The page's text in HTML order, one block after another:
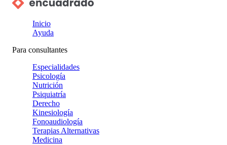
Inicio
Ayuda
Para consultantes
Especialidades
Psicología
Nutrición
Psiquiatría
Derecho
Kinesiología
Fonoaudiología
Terapias Alternativas
Medicina